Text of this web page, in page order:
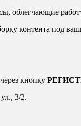
облегчающие
контента под
кнопку
3/2.